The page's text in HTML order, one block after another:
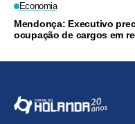
Economia
Mendonça: Executivo
ocupação de cargos em